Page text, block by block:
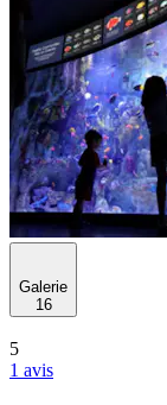
Galerie
16
5
1 avis